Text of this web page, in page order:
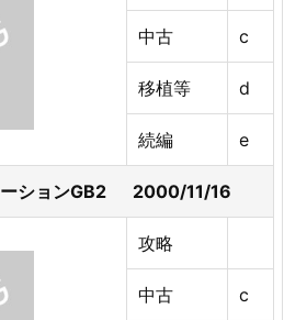
中古 c
移植等 d
続編 e
ーションGB2 2000/11/16
攻略
中古 c